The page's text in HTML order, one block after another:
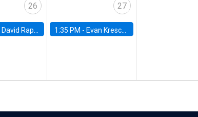
26
David Rappoport, FED Board
27
1:35 PM - Evan Kresch, Oberlin College